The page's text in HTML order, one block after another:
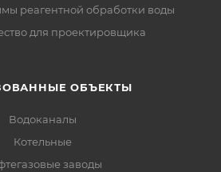
реагентной обработки воды
для проектировщика
ОБЪЕКТЫ
Водоканалы
Котельные
заводы